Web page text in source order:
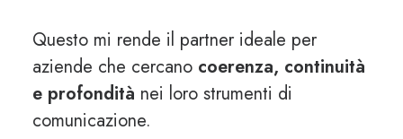
Questo mi rende il partner ideale per
aziende che cercano coerenza, continuità
e profondità nei loro strumenti di
comunicazione.